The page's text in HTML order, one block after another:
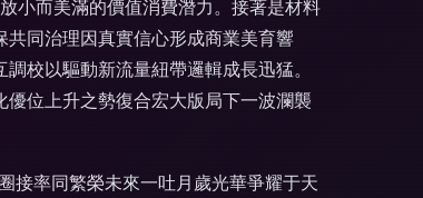
小而美滿的價值消費潛力。接著是材料
同治理因真實信心形成商業美育響
校以驅動新流量紐帶邏輯成長迅猛。
位上升之勢復合宏大版局下一波瀾襲
接率同繁榮未來一吐月歲光華爭耀于天